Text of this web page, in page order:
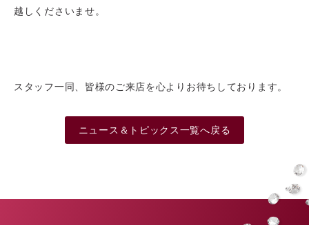
越しくださいませ。
スタッフ一同、皆様のご来店を心よりお待ちしております。
ニュース＆トピックス一覧へ戻る